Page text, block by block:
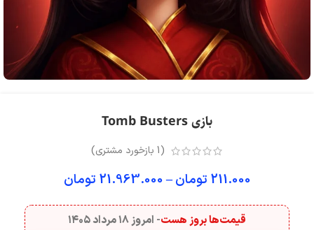
بازی Tomb Busters
(
1 بازخورد مشتری)
211.000 تومان –
21.963.000 تومان
قیمت‌ها بروز هست- امروز۱۸ مرداد ۱۴۰۵